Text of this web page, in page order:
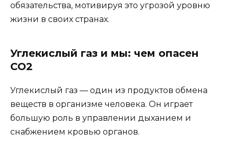
обязательства, мотивируя это угрозой уровню
жизни в своих странах.
Углекислый газ и мы: чем опасен
CO2
Углекислый газ — один из продуктов обмена
веществ в организме человека. Он играет
большую роль в управлении дыханием и
снабжением кровью органов.